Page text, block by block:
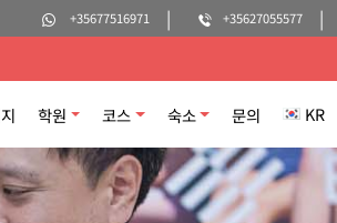
+35677516971 +35627055577
학원 코스 숙소 문의 KR